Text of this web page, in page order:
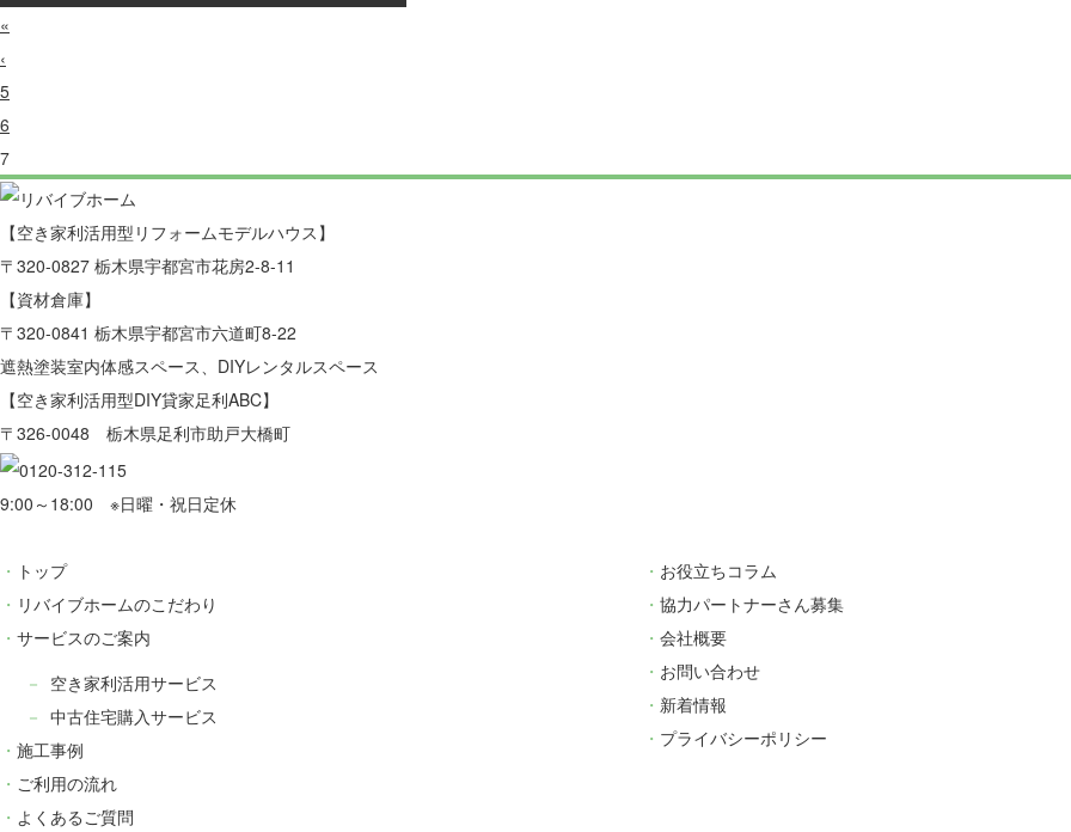
«
‹
5
6
7
【空き家利活用型リフォームモデルハウス】
〒320-0827 栃木県宇都宮市花房2-8-11
【資材倉庫】
〒320-0841 栃木県宇都宮市六道町8-22
遮熱塗装室内体感スペース、DIYレンタルスペース
【空き家利活用型DIY貸家足利ABC】
〒326-0048 栃木県足利市助戸大橋町
9:00～18:00 ※日曜・祝日定休
トップ
リバイブホームのこだわり
サービスのご案内
空き家利活用サービス
中古住宅購入サービス
施工事例
ご利用の流れ
よくあるご質問
お役立ちコラム
協力パートナーさん募集
会社概要
お問い合わせ
新着情報
プライバシーポリシー